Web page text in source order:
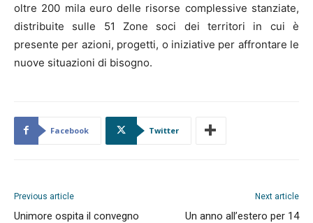
oltre 200 mila euro delle risorse complessive stanziate,
distribuite sulle 51 Zone soci dei territori in cui è
presente per azioni, progetti, o iniziative per affrontare le
nuove situazioni di bisogno.
Facebook Twitter
Previous article
Unimore ospita il convegno
Next article
Un anno all’estero per 14